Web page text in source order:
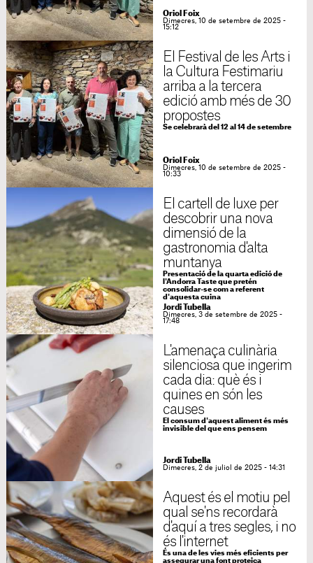
Oriol Foix
Dimecres, 10 de setembre de 2025 -
15:12
El Festival de les Arts i
la Cultura Festimariu
arriba a la tercera
edició amb més de 30
propostes
Se celebrarà del 12 al 14 de setembre
Oriol Foix
Dimecres, 10 de setembre de 2025 -
10:33
El cartell de luxe per
descobrir una nova
dimensió de la
gastronomia d'alta
muntanya
Presentació de la quarta edició de
l'Andorra Taste que pretén
consolidar-se com a referent
d'aquesta cuina
Jordi Tubella
Dimecres, 3 de setembre de 2025 -
17:48
L'amenaça culinària
silenciosa que ingerim
cada dia: què és i
quines en són les
causes
El consum d'aquest aliment és més
invisible del que ens pensem
Jordi Tubella
Dimecres, 2 de juliol de 2025 - 14:31
Aquest és el motiu pel
qual se'ns recordarà
d'aquí a tres segles, i no
és l'internet
És una de les vies més eficients per
assegurar una font proteica